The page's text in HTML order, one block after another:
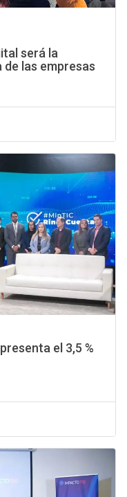
será la
las empresas
el 3,5 %